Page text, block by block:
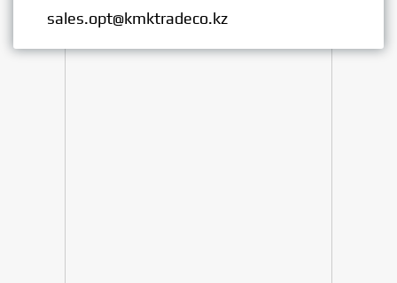
sales.opt@kmktradeco.kz